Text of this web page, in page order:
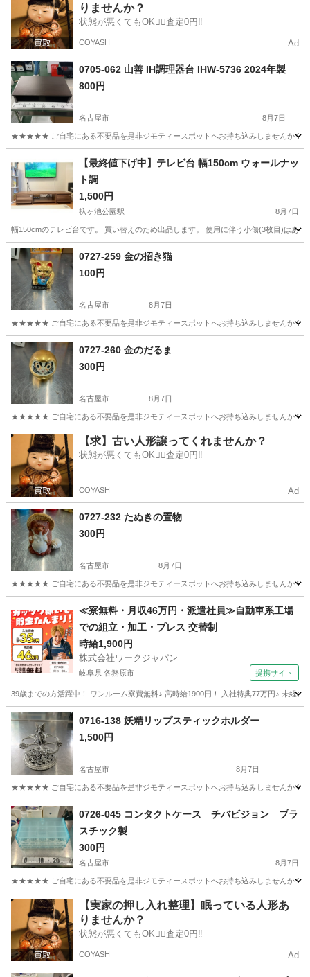
りませんか？
状態が悪くてもOK🙆‍♀️査定0円‼️
COYASH Ad
0705-062 山善 IH調理器台 IHW-5736 2024年製
800円
名古屋市 8月7日
★★★★★ ご自宅にある不要品を是非ジモティースポットへお持ち込みしませんか？
収納家具 山善
【最終値下げ中】テレビ台 幅150cm ウォールナッ
ト調
1,500円
杁ヶ池公園駅 8月7日
幅150cmのテレビ台です。 買い替えのため出品します。 使用に伴う小傷(3枚目)はあ
愛知 長久手市 杁ヶ池公園駅 収納家具
0727-259 金の招き猫
100円
名古屋市 8月7日
★★★★★ ご自宅にある不要品を是非ジモティースポットへお持ち込みしませんか？
愛知 名古屋市 インテリア雑貨/小物
0727-260 金のだるま
300円
名古屋市 8月7日
★★★★★ ご自宅にある不要品を是非ジモティースポットへお持ち込みしませんか？
愛知 名古屋市 インテリア雑貨/小物 だるま
【求】古い人形譲ってくれませんか？
状態が悪くてもOK🙆‍♀️査定0円‼️
COYASH Ad
0727-232 たぬきの置物
300円
名古屋市 8月7日
★★★★★ ご自宅にある不要品を是非ジモティースポットへお持ち込みしませんか？
インテリア雑貨/小物 たぬき
≪寮無料・月収46万円・派遣社員≫自動車系工場
での組立・加工・プレス 交替制
時給1,900円
株式会社ワークジャパン
岐阜県 各務原市 提携サイト
39歳までの方活躍中！ ワンルーム寮費無料♪ 高時給1900円！ 入社特典77万円♪ 未経
岐阜 各務原市 0716-138 妖精リップスティックホルダー
1,500円
名古屋市 8月7日
★★★★★ ご自宅にある不要品を是非ジモティースポットへお持ち込みしませんか？
愛知 名古屋市 インテリア雑貨/小物 リップスティック
0726-045 コンタクトケース チバビジョン プラ
スチック製
300円
名古屋市 8月7日
★★★★★ ご自宅にある不要品を是非ジモティースポットへお持ち込みしませんか？
愛知 名古屋市 収納家具 現地
【実家の押し入れ整理】眠っている人形あ
りませんか？
状態が悪くてもOK🙆‍♀️査定0円‼️
COYASH Ad